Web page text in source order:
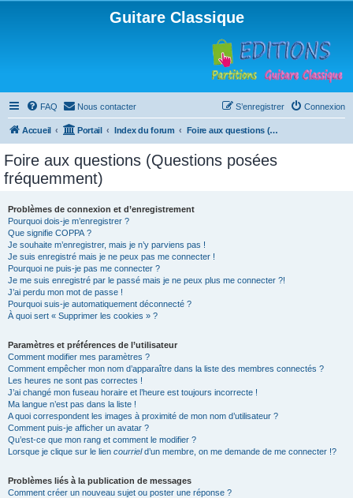
Guitare Classique
FAQ Nous contacter Connexion
S’enregistrer
Accueil Portail Index du forum Foire aux questions (Questions posées fréquemment)
Foire aux questions (Questions posées
fréquemment)
Problèmes de connexion et d’enregistrement
Pourquoi dois-je m’enregistrer ?
Que signifie COPPA ?
Je souhaite m’enregistrer, mais je n’y parviens pas !
Je suis enregistré mais je ne peux pas me connecter !
Pourquoi ne puis-je pas me connecter ?
Je me suis enregistré par le passé mais je ne peux plus me connecter ?!
J’ai perdu mon mot de passe !
Pourquoi suis-je automatiquement déconnecté ?
À quoi sert « Supprimer les cookies » ?
Paramètres et préférences de l’utilisateur
Comment modifier mes paramètres ?
Comment empêcher mon nom d’apparaître dans la liste des membres connectés ?
Les heures ne sont pas correctes !
J’ai changé mon fuseau horaire et l’heure est toujours incorrecte !
Ma langue n’est pas dans la liste !
A quoi correspondent les images à proximité de mon nom d’utilisateur ?
Comment puis-je afficher un avatar ?
Qu’est-ce que mon rang et comment le modifier ?
Lorsque je clique sur le lien courrield’un membre, on me demande de me connecter !?
Problèmes liés à la publication de messages
Comment créer un nouveau sujet ou poster une réponse ?